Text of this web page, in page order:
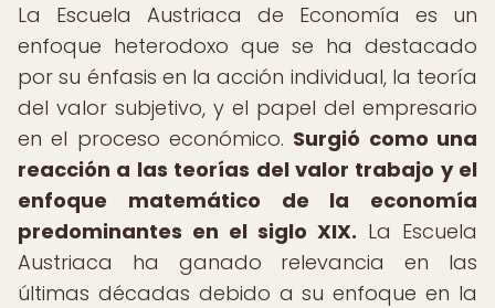
La Escuela Austriaca de Economía es un
enfoque heterodoxo que se ha destacado
por su énfasis en la acción individual, la teoría
del valor subjetivo, y el papel del empresario
en el proceso económico. Surgió como una
reacción a las teorías del valor trabajo y el
enfoque matemático de la economía
predominantes en el siglo XIX. La Escuela
Austriaca ha ganado relevancia en las
últimas décadas debido a su enfoque en la